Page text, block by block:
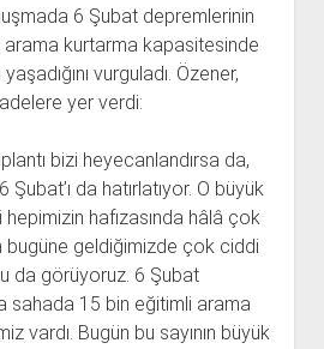
6 Şubat depremlerinin
arama kurtarma kapasitesinde
vurguladı. Özener,
yer verdi:
bizi heyecanlandırsa da,
da hatırlatıyor. O büyük
hafızasında hâlâ çok
geldiğimizde çok ciddi
da görüyoruz. 6 Şubat
sahada 15 bin eğitimli arama
vardı. Bugün bu sayının büyük